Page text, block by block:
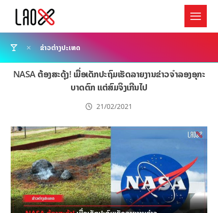
ຂ່າວຕ່າງປະເທດ
NASA ຕ້ອງສະດຸ້ງ! ເມື່ອເດັກປະຖົມເຮັດລາຍງານຂ່າວຈຳລອງອຸກະ
ບາດຕົກ ແຕ່ສົມຈິງເກີນໄປ
21/02/2021